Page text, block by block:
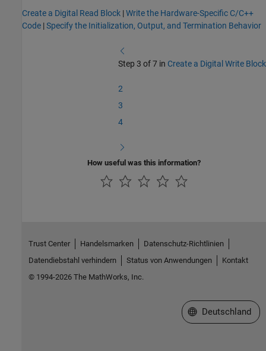
Create a Digital Read Block |Write the Hardware-Specific C/C++
Code |Specify the Initialization, Output, and Termination Behavior
Step 3 of 7 in Create a Digital Write Block
2
3
4
How useful was this information?
Trust Center Handelsmarken
Datenschutz-Richtlinien
Datendiebstahl verhindern
Status von Anwendungen
Kontakt
© 1994-2026 The MathWorks, Inc.
Website auswählen
Deutschland